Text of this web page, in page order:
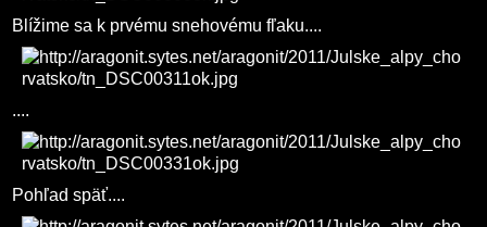
Blížime sa k prvému snehovému fľaku....
....
Pohľad späť....